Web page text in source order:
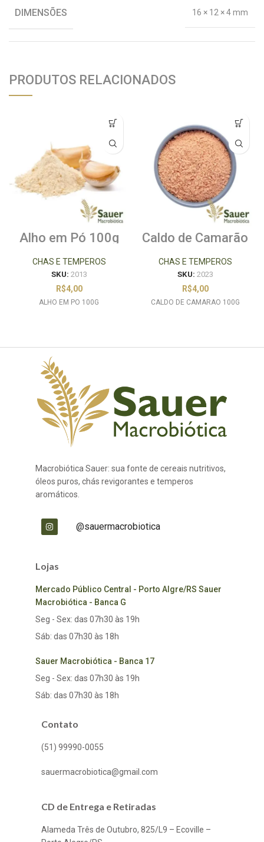
DIMENSÕES 16 × 12 × 4 mm
PRODUTOS RELACIONADOS
Alho em Pó 100g
CHAS E TEMPEROS
SKU: 2013
R$4,00
ALHO EM PO 100G
Caldo de Camarão
CHAS E TEMPEROS
SKU: 2023
R$4,00
CALDO DE CAMARAO 100G
Macrobiótica Sauer: sua fonte de cereais nutritivos,
óleos puros, chás revigorantes e temperos
aromáticos.
@sauermacrobiotica
Lojas
Mercado Público Central - Porto Algre/RS Sauer
Macrobiótica - Banca G
Seg - Sex: das 07h30 às 19h
Sáb: das 07h30 às 18h
Sauer Macrobiótica - Banca 17
Seg - Sex: das 07h30 às 19h
Sáb: das 07h30 às 18h
Contato
(51) 99990-0055
sauermacrobiotica@gmail.com
CD de Entrega e Retiradas
Alameda Três de Outubro, 825/L9 – Ecoville –